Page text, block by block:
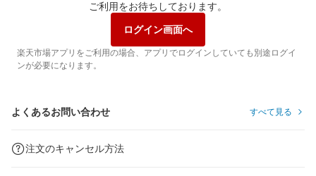
ご利用をお待ちしております。
ログイン画面へ
楽天市場アプリをご利用の場合、アプリでログインしていても別途ログイ
ンが必要になります。
よくあるお問い合わせ すべて見る
注文のキャンセル方法